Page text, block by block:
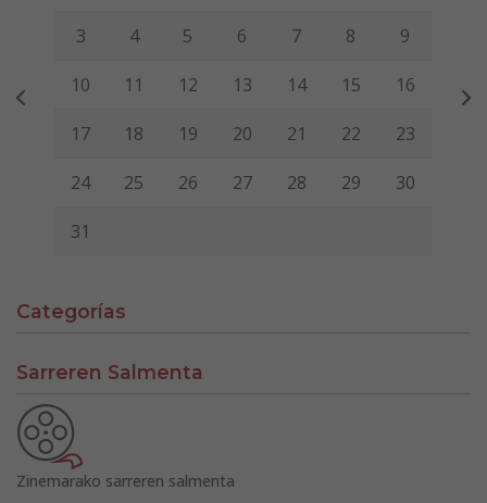
3 4 5 6 7 8 9
10 11 12 13 14 15 16
17 18 19 20 21 22 23
24 25 26 27 28 29 30
31
Categorías
Sarreren Salmenta
Zinemarako sarreren salmenta